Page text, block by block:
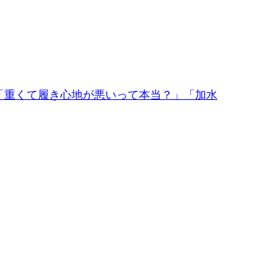
くて履き心地が悪いって本当？」「加水